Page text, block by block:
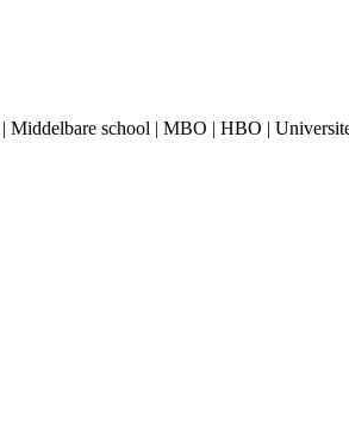
Middelbare school | MBO | HBO |